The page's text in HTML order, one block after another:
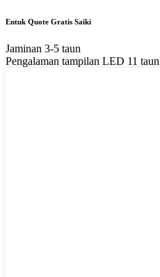
Entuk Quote Gratis Saiki
Jaminan 3-5 taun
Pengalaman tampilan LED 11 taun